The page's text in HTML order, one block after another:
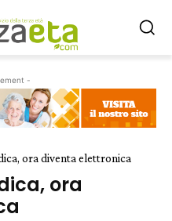
-
ora diventa elettronica
ora